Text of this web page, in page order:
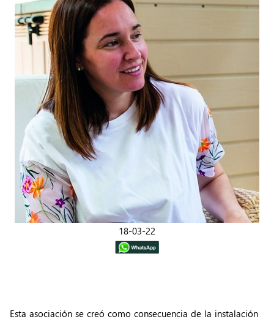
18-03-22
Esta asociación se creó como consecuencia de la instalación